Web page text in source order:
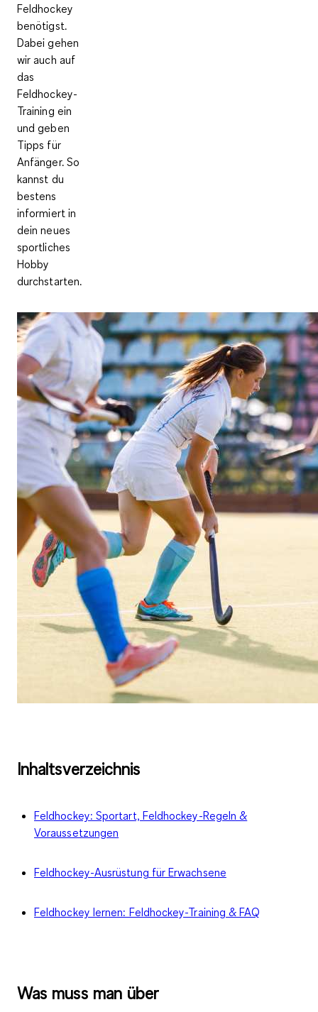
Feldhockey
benötigst.
Dabei gehen
wir auch auf
das
Feldhockey-
Training ein
und geben
Tipps für
Anfänger. So
kannst du
bestens
informiert in
dein neues
sportliches
Hobby
durchstarten.
Inhaltsverzeichnis
Feldhockey: Sportart, Feldhockey-Regeln &
Voraussetzungen
Feldhockey-Ausrüstung für Erwachsene
Feldhockey lernen: Feldhockey-Training & FAQ
Was muss man über